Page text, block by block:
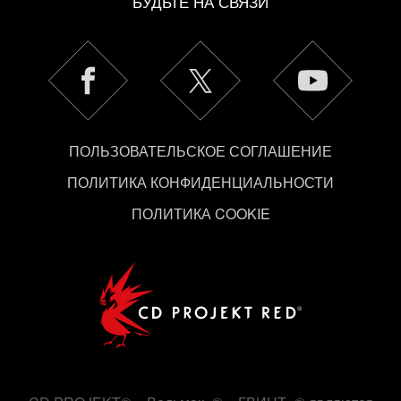
ПОЛЬЗОВАТЕЛЬСКОЕ СОГЛАШЕНИЕ
ПОЛИТИКА КОНФИДЕНЦИАЛЬНОСТИ
ПОЛИТИКА COOKIE